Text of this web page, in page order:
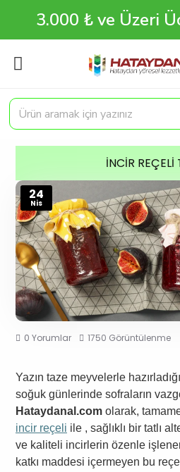
3.000 ₺ ve Üzeri
İNCIR REÇELI
24
Nis
0 Yorumlar 1750 Görüntülenme
Yazın taze meyvelerle
soğuk günlerinde sofraların
Hataydanal.com olarak,
incir reçeli ile , sağlıklı bir tatlı
ve kaliteli incirlerin özenle
katkı maddesi içermeyen bu